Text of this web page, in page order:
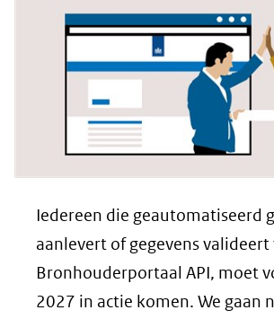
Iedereen die geautomatiseerd
aanlevert of gegevens valideert
Bronhouderportaal API, moet
2027 in actie komen. We gaan